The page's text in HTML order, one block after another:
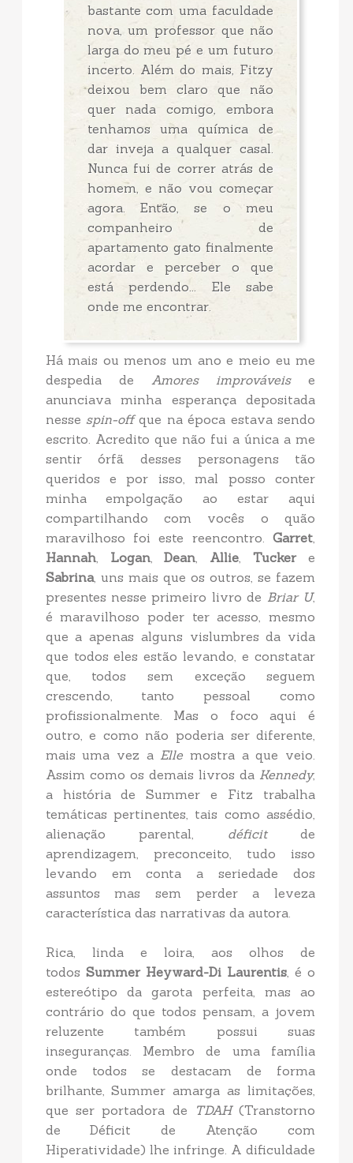
bastante com uma faculdade
nova, um professor que não
larga do meu pé e um futuro
incerto. Além do mais, Fitzy
deixou bem claro que não
quer nada comigo, embora
tenhamos uma química de
dar inveja a qualquer casal.
Nunca fui de correr atrás de
homem, e não vou começar
agora. Então, se o meu
companheiro de
apartamento gato finalmente
acordar e perceber o que
está perdendo... Ele sabe
onde me encontrar.
Há mais ou menos um ano e meio eu me
despedia de Amores improváveise
anunciava minha esperança depositada
nessespin-offque na época estava sendo
escrito. Acredito que não fui a única a me
sentir órfã desses personagens tão
queridos e por isso, mal posso conter
minha empolgação ao estar aqui
compartilhando com vocês o quão
maravilhoso foi este reencontro.Garret,
Hannah, Logan,Dean, Allie,Tuckere
Sabrina, uns mais que os outros, se fazem
presentes nesse primeiro livro de Briar U,
é maravilhoso poder ter acesso, mesmo
que a apenas alguns vislumbres da vida
que todos eles estão levando, e constatar
que, todos sem exceção seguem
crescendo, tanto pessoal como
profissionalmente. Mas o foco aqui é
outro, e como não poderia ser diferente,
mais uma vez a Ellemostra a que veio.
Assim como os demais livros da Kennedy,
a história de Summer e Fitz trabalha
temáticas pertinentes, tais como assédio,
alienação parental, déficitde
aprendizagem, preconceito, tudo isso
levando em conta a seriedade dos
assuntos mas sem perder a leveza
característica das narrativas da autora.
Rica, linda e loira, aos olhos de
todos Summer Heyward-Di Laurentis, é o
estereótipo da garota perfeita, mas ao
contrário do que todos pensam, a jovem
reluzente também possui suas
inseguranças. Membro de uma família
onde todos se destacam de forma
brilhante, Summer amarga as limitações,
que ser portadora de
TDAH(Transtorno
de Déficit de Atenção com
Hiperatividade) lhe infringe. A dificuldade